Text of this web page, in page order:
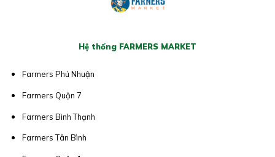
Hệ thống FARMERS MARKET
Farmers Phú Nhuận
Farmers Quận 7
Farmers Bình Thạnh
Farmers Tân Bình